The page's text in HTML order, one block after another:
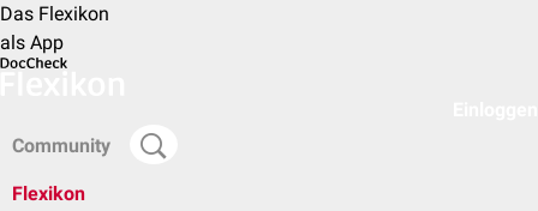
Das Flexikon
als App
Community
Flexikon